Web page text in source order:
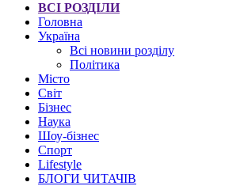
ВСІ РОЗДІЛИ
Головна
Україна
Всі новини розділу
Політика
Місто
Світ
Бізнес
Наука
Шоу-бізнес
Спорт
Lifestyle
БЛОГИ ЧИТАЧІВ